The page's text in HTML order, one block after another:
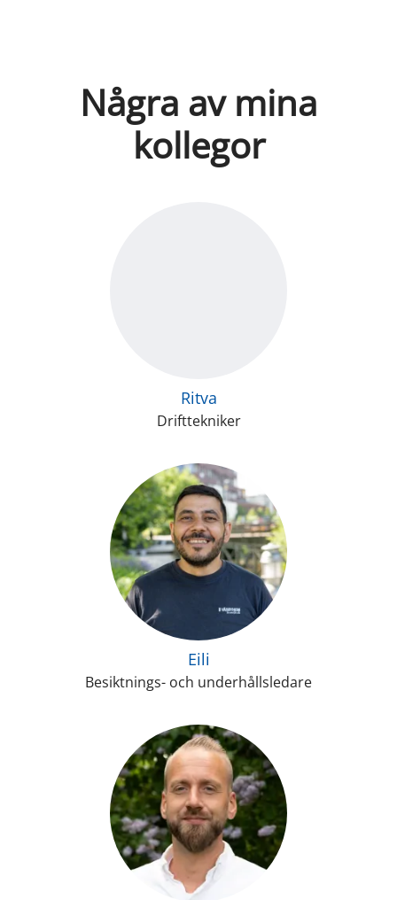
Några av mina
kollegor
Ritva
Drifttekniker
Eili
Besiktnings- och underhållsledare